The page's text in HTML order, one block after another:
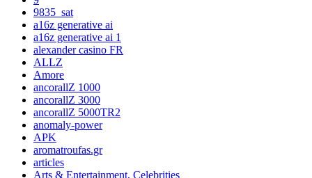
9835_sat
a16z generative ai
a16z generative ai 1
alexander casino FR
ALLZ
Amore
ancorallZ 1000
ancorallZ 3000
ancorallZ 5000TR2
anomaly-power
APK
aromatroufas.gr
articles
Arts & Entertainment, Celebrities